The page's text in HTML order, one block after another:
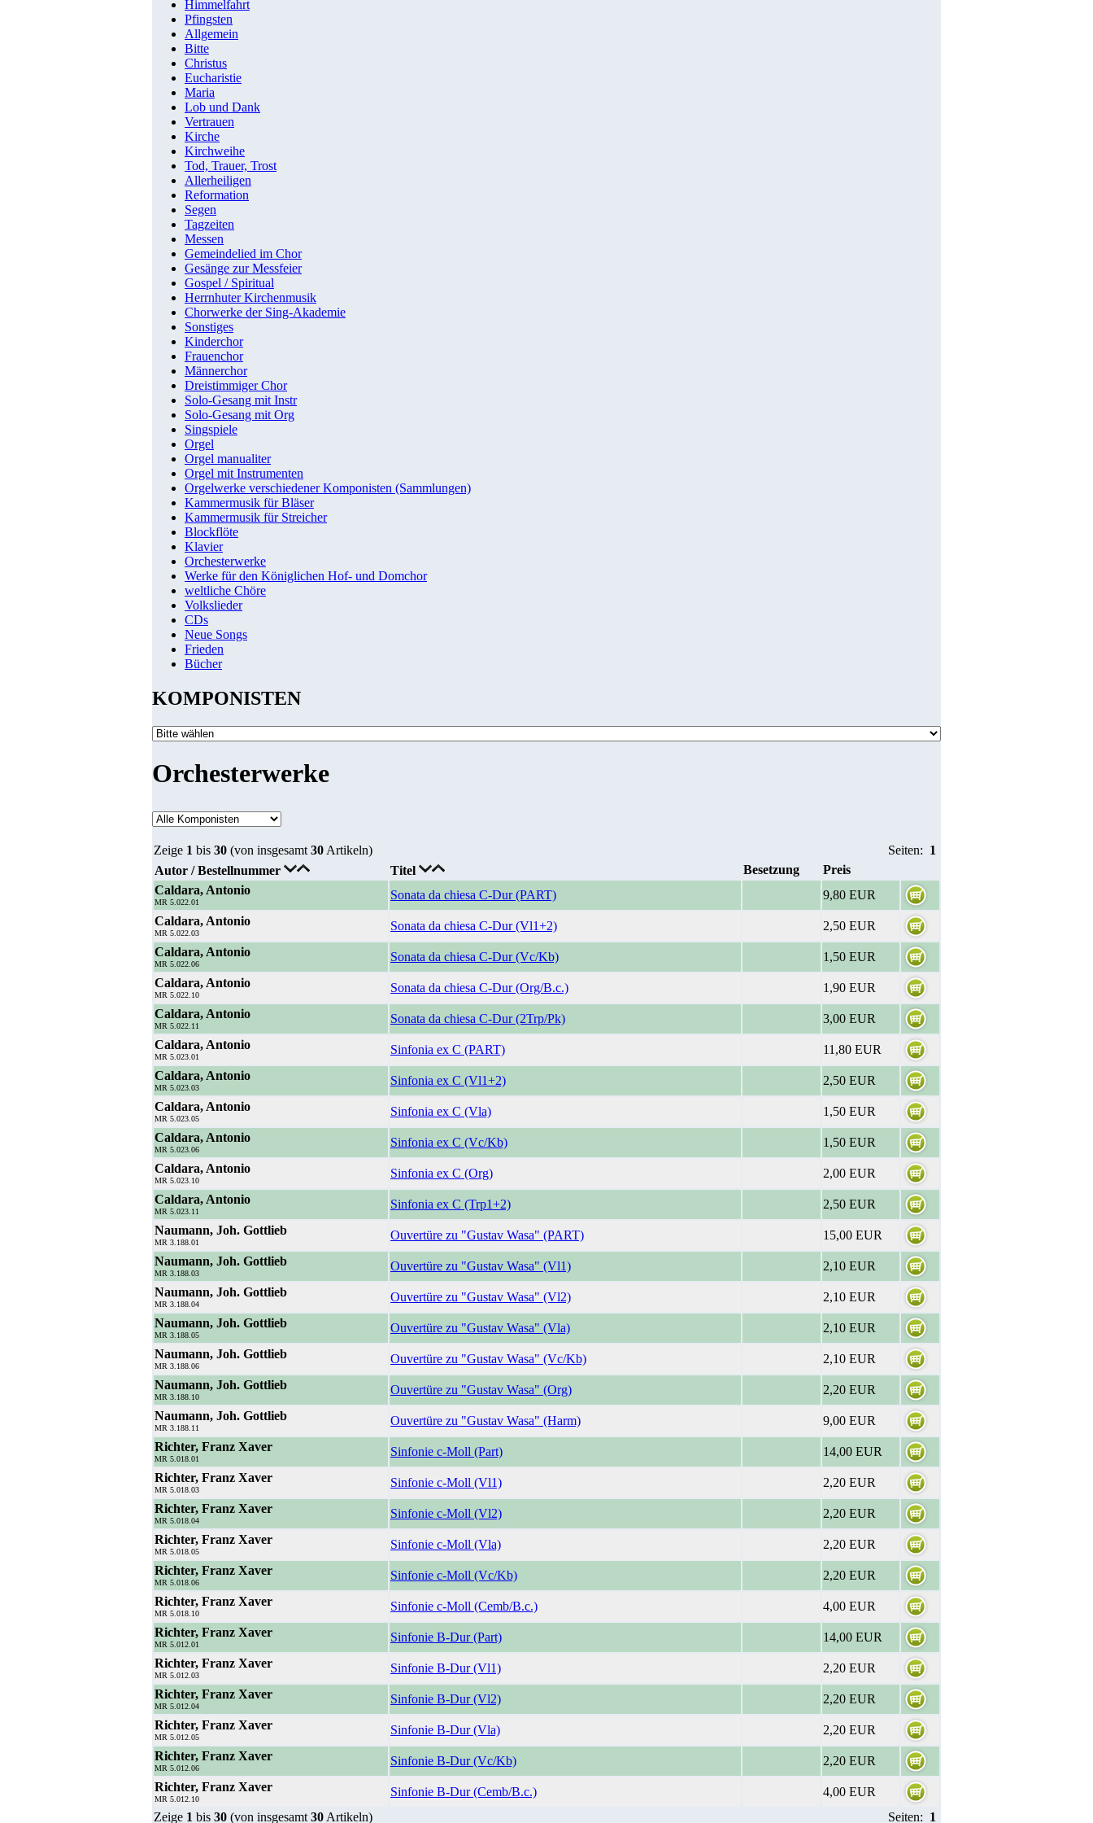
Himmelfahrt
Pfingsten
Allgemein
Bitte
Christus
Eucharistie
Maria
Lob und Dank
Vertrauen
Kirche
Kirchweihe
Tod, Trauer, Trost
Allerheiligen
Reformation
Segen
Tagzeiten
Messen
Gemeindelied im Chor
Gesänge zur Messfeier
Gospel / Spiritual
Herrnhuter Kirchenmusik
Chorwerke der Sing-Akademie
Sonstiges
Kinderchor
Frauenchor
Männerchor
Dreistimmiger Chor
Solo-Gesang mit Instr
Solo-Gesang mit Org
Singspiele
Orgel
Orgel manualiter
Orgel mit Instrumenten
Orgelwerke verschiedener Komponisten (Sammlungen)
Kammermusik für Bläser
Kammermusik für Streicher
Blockflöte
Klavier
Orchesterwerke
Werke für den Königlichen Hof- und Domchor
weltliche Chöre
Volkslieder
CDs
Neue Songs
Frieden
Bücher
KOMPONISTEN
Orchesterwerke
Zeige 1 bis 30 (von insgesamt 30 Artikeln) Seiten: 1
Autor / Bestellnummer
Titel Besetzung
Preis
Caldara, Antonio
MR 5.022.01
Sonata da chiesa C-Dur (PART)
9,80 EUR
Caldara, Antonio
MR 5.022.03
Sonata da chiesa C-Dur (Vl1+2)
2,50 EUR
Caldara, Antonio
MR 5.022.06
Sonata da chiesa C-Dur (Vc/Kb)
1,50 EUR
Caldara, Antonio
MR 5.022.10
Sonata da chiesa C-Dur (Org/B.c.)
1,90 EUR
Caldara, Antonio
MR 5.022.11
Sonata da chiesa C-Dur (2Trp/Pk)
3,00 EUR
Caldara, Antonio
MR 5.023.01
Sinfonia ex C (PART)
11,80 EUR
Caldara, Antonio
MR 5.023.03
Sinfonia ex C (Vl1+2)
2,50 EUR
Caldara, Antonio
MR 5.023.05
Sinfonia ex C (Vla)
1,50 EUR
Caldara, Antonio
MR 5.023.06
Sinfonia ex C (Vc/Kb)
1,50 EUR
Caldara, Antonio
MR 5.023.10
Sinfonia ex C (Org)
2,00 EUR
Caldara, Antonio
MR 5.023.11
Sinfonia ex C (Trp1+2)
2,50 EUR
Naumann, Joh. Gottlieb
MR 3.188.01
Ouvertüre zu "Gustav Wasa" (PART)
15,00 EUR
Naumann, Joh. Gottlieb
MR 3.188.03
Ouvertüre zu "Gustav Wasa" (Vl1)
2,10 EUR
Naumann, Joh. Gottlieb
MR 3.188.04
Ouvertüre zu "Gustav Wasa" (Vl2)
2,10 EUR
Naumann, Joh. Gottlieb
MR 3.188.05
Ouvertüre zu "Gustav Wasa" (Vla)
2,10 EUR
Naumann, Joh. Gottlieb
MR 3.188.06
Ouvertüre zu "Gustav Wasa" (Vc/Kb)
2,10 EUR
Naumann, Joh. Gottlieb
MR 3.188.10
Ouvertüre zu "Gustav Wasa" (Org)
2,20 EUR
Naumann, Joh. Gottlieb
MR 3.188.11
Ouvertüre zu "Gustav Wasa" (Harm)
9,00 EUR
Richter, Franz Xaver
MR 5.018.01
Sinfonie c-Moll (Part)
14,00 EUR
Richter, Franz Xaver
MR 5.018.03
Sinfonie c-Moll (Vl1)
2,20 EUR
Richter, Franz Xaver
MR 5.018.04
Sinfonie c-Moll (Vl2)
2,20 EUR
Richter, Franz Xaver
MR 5.018.05
Sinfonie c-Moll (Vla)
2,20 EUR
Richter, Franz Xaver
MR 5.018.06
Sinfonie c-Moll (Vc/Kb)
2,20 EUR
Richter, Franz Xaver
MR 5.018.10
Sinfonie c-Moll (Cemb/B.c.)
4,00 EUR
Richter, Franz Xaver
MR 5.012.01
Sinfonie B-Dur (Part)
14,00 EUR
Richter, Franz Xaver
MR 5.012.03
Sinfonie B-Dur (Vl1)
2,20 EUR
Richter, Franz Xaver
MR 5.012.04
Sinfonie B-Dur (Vl2)
2,20 EUR
Richter, Franz Xaver
MR 5.012.05
Sinfonie B-Dur (Vla)
2,20 EUR
Richter, Franz Xaver
MR 5.012.06
Sinfonie B-Dur (Vc/Kb)
2,20 EUR
Richter, Franz Xaver
MR 5.012.10
Sinfonie B-Dur (Cemb/B.c.)
4,00 EUR
Zeige 1 bis 30 (von insgesamt 30 Artikeln) Seiten: 1